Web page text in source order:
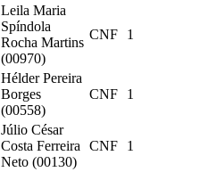
Leila Maria
Spíndola
Rocha Martins
(00970)
CNF 1
Hélder Pereira
Borges
(00558)
CNF 1
Júlio César
Costa Ferreira
Neto (00130)
CNF 1